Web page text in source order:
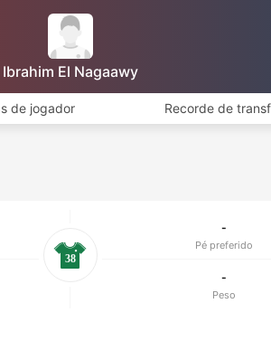
Ibrahim El Nagaawy
de jogador Recorde de
-
Pé preferido
-
Peso
38